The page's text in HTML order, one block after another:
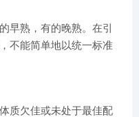
早熟，有的晚熟。在引
不能简单地以统一标准
质欠佳或未处于最佳配